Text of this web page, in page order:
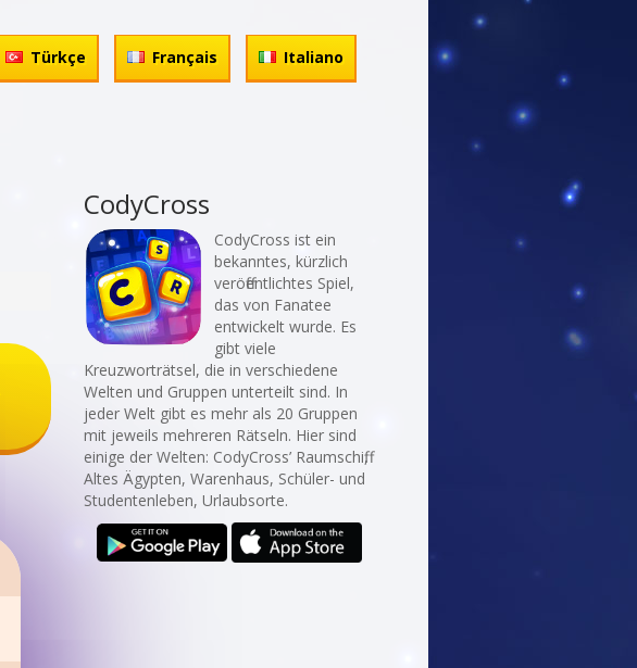
Türkçe Français Italiano
CodyCross
CodyCross ist ein
bekanntes, kürzlich
veröffentlichtes Spiel,
das von Fanatee
entwickelt wurde. Es
gibt viele
Kreuzworträtsel, die in verschiedene
Welten und Gruppen unterteilt sind. In
jeder Welt gibt es mehr als 20 Gruppen
mit jeweils mehreren Rätseln. Hier sind
einige der Welten: CodyCross’ Raumschiff,
Altes Ägypten, Warenhaus, Schüler- und
Studentenleben, Urlaubsorte.